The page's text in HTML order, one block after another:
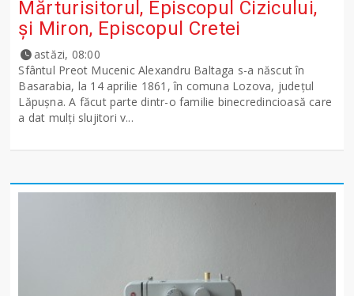
Mărturisitorul, Episcopul Cizicului,
şi Miron, Episcopul Cretei
astăzi, 08:00
Sfântul Preot Mucenic Alexandru Baltaga s-a născut în
Basarabia, la 14 aprilie 1861, în comuna Lozova, județul
Lăpușna. A făcut parte dintr-o familie binecredincioasă care
a dat mulți slujitori v...